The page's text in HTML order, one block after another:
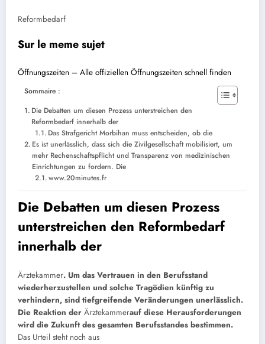
Reformbedarf
Sur le meme sujet
Öffnungszeiten – Alle offiziellen Öffnungszeiten schnell finden
Sommaire :
Die Debatten um diesen Prozess unterstreichen den
Reformbedarf innerhalb der
Das Strafgericht Morbihan muss entscheiden, ob die
Es ist unerlässlich, dass sich die Zivilgesellschaft mobilisiert, um
mehr Rechenschaftspflicht und Transparenz von medizinischen
Einrichtungen zu fordern. Die
www.20minutes.fr
Die Debatten um diesen Prozess
unterstreichen den Reformbedarf
innerhalb der
Ärztekammer. Um das Vertrauen in den Berufsstand
wiederherzustellen und solche Tragödien künftig zu
verhindern, sind tiefgreifende Veränderungen unerlässlich.
Die Reaktion der Ärztekammerauf diese Herausforderungen
wird die Zukunft des gesamten Berufsstandes bestimmen.
Das Urteil steht noch aus